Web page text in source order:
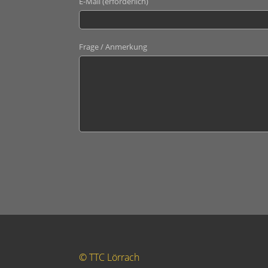
Frage / Anmerkung
© TTC Lörrach